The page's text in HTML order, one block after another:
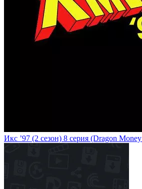
Икс ’97 (2 сезон) 8 серия (Dragon